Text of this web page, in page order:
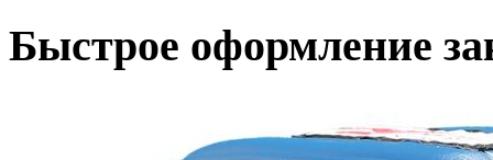
Быстрое оформление